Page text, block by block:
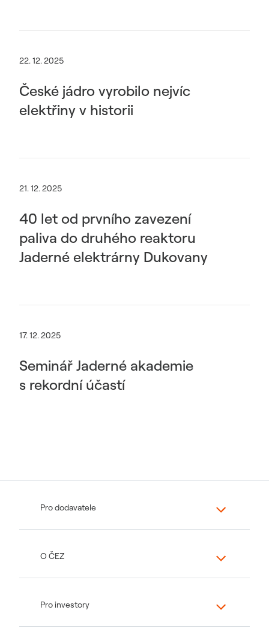
22. 12. 2025
České jádro vyrobilo nejvíc
elektřiny v historii
21. 12. 2025
40 let od prvního zavezení
paliva do druhého reaktoru
Jaderné elektrárny Dukovany
17. 12. 2025
Seminář Jaderné akademie
s rekordní účastí
Pro dodavatele
O ČEZ
Pro investory